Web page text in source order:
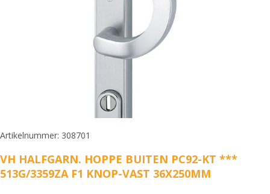
Artikelnummer: 308701
VH HALFGARN. HOPPE BUITEN PC92-KT ***
513G/3359ZA F1 KNOP-VAST 36X250MM